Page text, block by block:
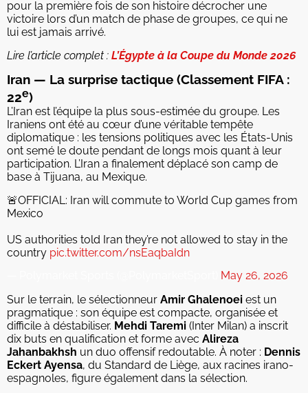
pour la première fois de son histoire décrocher une
victoire lors d’un match de phase de groupes, ce qui ne
lui est jamais arrivé.
Lire l’article complet : L’Égypte à la Coupe du Monde 2026
Iran — La surprise tactique (Classement FIFA :
22e)
L’Iran est l’équipe la plus sous-estimée du groupe. Les
Iraniens ont été au cœur d’une véritable tempête
diplomatique : les tensions politiques avec les États-Unis
ont semé le doute pendant de longs mois quant à leur
participation. L’Iran a finalement déplacé son camp de
base à Tijuana, au Mexique.
🚨OFFICIAL: Iran will commute to World Cup games from
Mexico
US authorities told Iran they’re not allowed to stay in the
country pic.twitter.com/nsEaqbaIdn
May 26, 2026
Sur le terrain, le sélectionneur Amir Ghalenoei est un
pragmatique : son équipe est compacte, organisée et
difficile à déstabiliser. Mehdi Taremi (Inter Milan) a inscrit
dix buts en qualification et forme avec Alireza
Jahanbakhsh un duo offensif redoutable. À noter : Dennis
Eckert Ayensa, du Standard de Liège, aux racines irano-
espagnoles, figure également dans la sélection.